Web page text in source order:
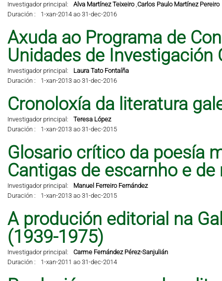
Investigador principal: Alva Martínez Teixeiro,Carlos Paulo Martínez Pereiro
Duración :
1-xan-2014 ao 31-dec-2016
Axuda ao Programa de
Unidades de Investigación
Investigador principal:
Laura Tato Fontaíña
Duración :
1-xan-2013 ao 31-dec-2016
Cronoloxía da literatura
Investigador principal:
Teresa López
Duración :
1-xan-2013 ao 31-dec-2015
Glosario crítico da poesía
Cantigas de escarnho e de
Investigador principal:
Manuel Ferreiro Fernández
Duración :
1-xan-2013 ao 31-dec-2015
A produción editorial na
(1939-1975)
Investigador principal:
Carme Fernández Pérez-Sanjulián
Duración :
1-xan-2011 ao 31-dec-2014